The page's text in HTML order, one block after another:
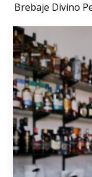
Brebaje Divino